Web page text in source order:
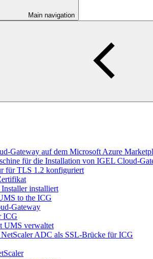
Main navigation
Gateway auf dem Microsoft Azure
für die Installation von IGEL Cloud-
für TLS 1.2 konfiguriert
installiert
to the ICG
Gateway
ICG
UMS verwaltet
ADC als SSL-Brücke für ICG